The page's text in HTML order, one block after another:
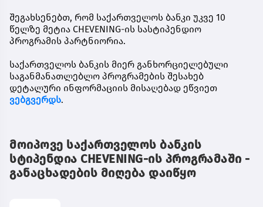
შეგახსენებთ, რომ საქართველოს ბანკი უკვე 10
წელზე მეტია CHEVENING-ის სასტიპენდიო
პროგრამის პარტნიორია.
საქართველოს ბანკის მიერ განხორციელებული
საგანმანათლებლო პროგრამების შესახებ
დეტალური ინფორმაციის მისაღებად ეწვიეთ
ვებგვერდს.
მოიპოვე საქართველოს ბანკის
სტიპენდია CHEVENING-ის პროგრამაში -
განაცხადების მიღება დაიწყო